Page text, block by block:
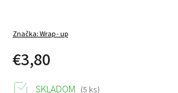
Značka:Wrap - up
€3,80
SKLADOM (5 ks)